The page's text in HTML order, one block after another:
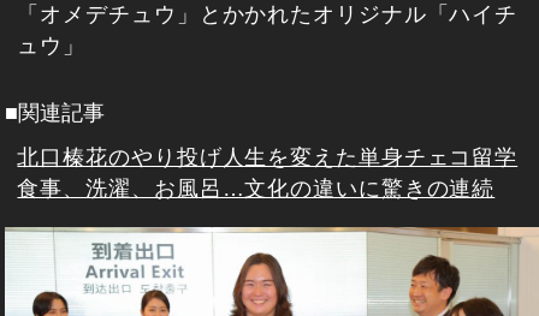
「オメデチュウ」とかかれたオリジナル「ハイチ
ュウ」
■関連記事
北口榛花のやり投げ人生を変えた単身チェコ留学
食事、洗濯、お風呂…文化の違いに驚きの連続